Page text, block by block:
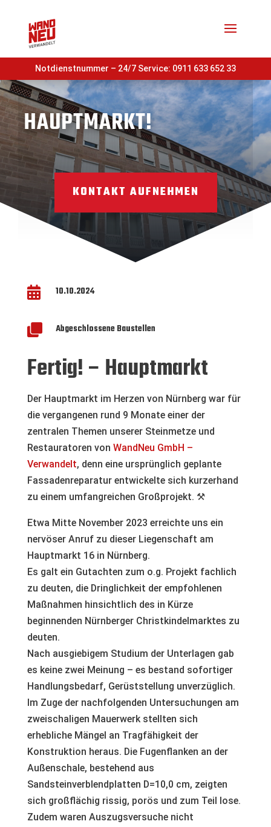
Notdienstnummer – 24/7 Service: 0911 633 652 33
HAUPTMARKT!
KONTAKT AUFNEHMEN
 10.10.2024
 Abgeschlossene Baustellen
Fertig! – Hauptmarkt
Der Hauptmarkt im Herzen von Nürnberg war für
die vergangenen rund 9 Monate einer der
zentralen Themen unserer Steinmetze und
Restauratoren von WandNeu GmbH –
Verwandelt, denn eine ursprünglich geplante
Fassadenreparatur entwickelte sich kurzerhand
zu einem umfangreichen Großprojekt. ⚒️
Etwa Mitte November 2023 erreichte uns ein
nervöser Anruf zu dieser Liegenschaft am
Hauptmarkt 16 in Nürnberg.
Es galt ein Gutachten zum o.g. Projekt fachlich
zu deuten, die Dringlichkeit der empfohlenen
Maßnahmen hinsichtlich des in Kürze
beginnenden Nürnberger Christkindelmarktes zu
deuten.
Nach ausgiebigem Studium der Unterlagen gab
es keine zwei Meinung – es bestand sofortiger
Handlungsbedarf, Gerüststellung unverzüglich.
Im Zuge der nachfolgenden Untersuchungen am
zweischaligen Mauerwerk stellten sich
erhebliche Mängel an Tragfähigkeit der
Konstruktion heraus. Die Fugenflanken an der
Außenschale, bestehend aus
Sandsteinverblendplatten D=10,0 cm, zeigten
sich großflächig rissig, porös und zum Teil lose.
Zudem waren Auszugsversuche nicht